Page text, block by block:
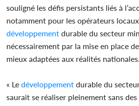
souligné les défis persistants liés à
notamment pour les opérateurs
développement durable du secteur
nécessairement par la mise en place
mieux adaptées aux réalités nationales.
« Le développement durable du
saurait se réaliser pleinement sans